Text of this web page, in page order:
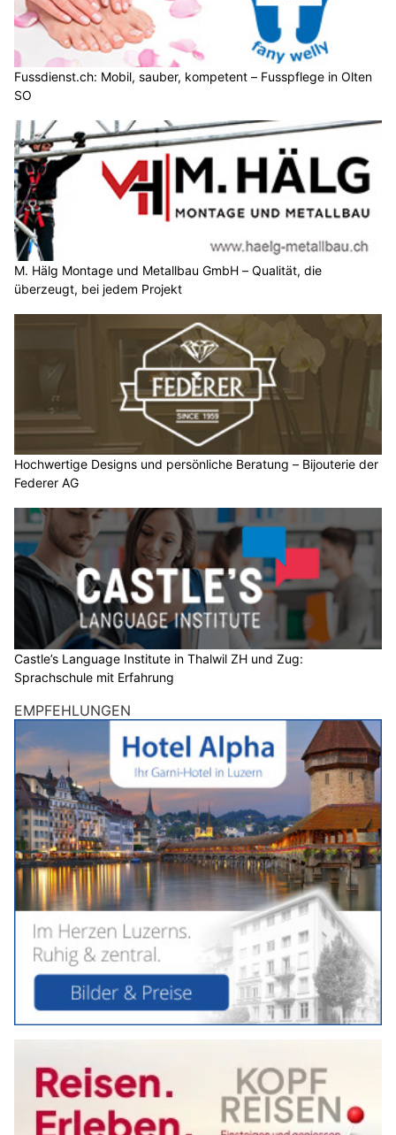
Fussdienst.ch: Mobil, sauber, kompetent – Fusspflege in Olten
SO
M. Hälg Montage und Metallbau GmbH – Qualität, die
überzeugt, bei jedem Projekt
Hochwertige Designs und persönliche Beratung – Bijouterie der
Federer AG
Castle’s Language Institute in Thalwil ZH und Zug:
Sprachschule mit Erfahrung
EMPFEHLUNGEN